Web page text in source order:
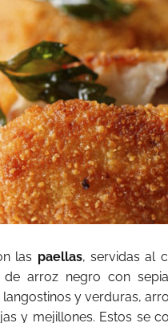
las paellas, servidas al
arroz negro con
y verduras,
y mejillones. Estos se